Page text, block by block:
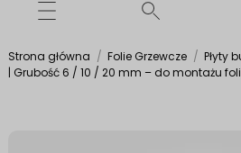
Strona główna Folie Grzewcze
Płyty
| Grubość 6 / 10 / 20 mm – do montażu